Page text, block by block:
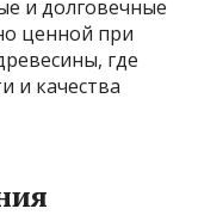
и долговечные
ценной при
где
и качества